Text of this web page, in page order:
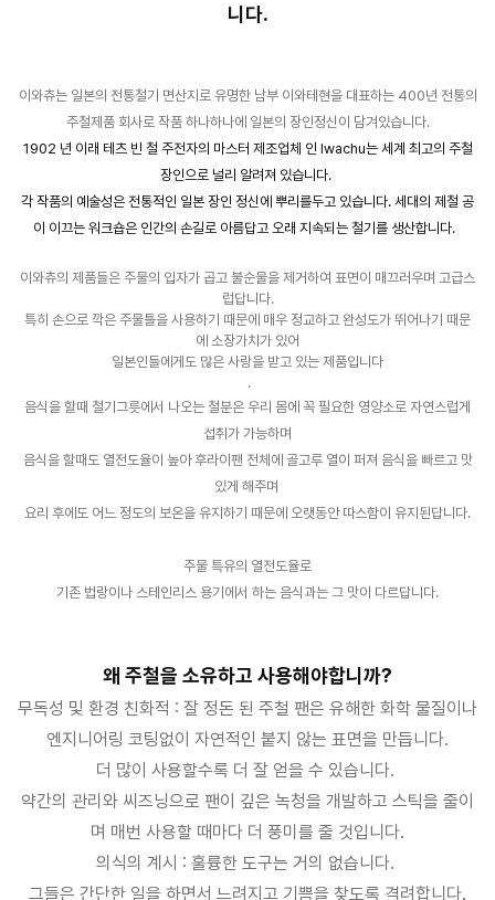
니다.
이와츄는 일본의 전통철기 면산지로 유명한 남부 이와테현을 대표하는 400년 전통의
주철제품 회사로 작품 하나하나에 일본의 장인정신이 담겨있습니다.
1902 년 이래 테츠 빈 철 주전자의 마스터 제조업체 인 Iwachu는 세계 최고의 주철
장인으로 널리 알려져 있습니다.
각 작품의 예술성은 전통적인 일본 장인 정신에 뿌리를두고 있습니다. 세대의 제철 공
이 이끄는 워크숍은 인간의 손길로 아름답고 오래 지속되는 철기를 생산합니다.
이와츄의 제품들은 주물의 입자가 곱고 불순물을 제거하여 표면이 매끄러우며 고급스
럽답니다.
특히 손으로 깍은 주물틀을 사용하기 때문에 매우 정교하고 완성도가 뛰어나기 때문
에 소장가치가 있어
일본인들에게도 많은 사랑을 받고 있는 제품입니다
.
음식을 할때 철기그릇에서 나오는 철분은 우리 몸에 꼭 필요한 영양소로 자연스럽게
섭취가 가능하며
음식을 할때도 열전도율이 높아 후라이팬 전체에 골고루 열이 퍼져 음식을 빠르고 맛
있게 해주며
요리 후에도 어느 정도의 보온을 유지하기 때문에 오랫동안 따스함이 유지된답니다.
주물 특유의 열전도율로
기존 법랑이나 스테인리스 용기에서 하는 음식과는 그 맛이 다르답니다.
왜 주철을 소유하고 사용해야합니까?
무독성 및 환경 친화적 : 잘 정돈 된 주철 팬은 유해한 화학 물질이나
엔지니어링 코팅없이 자연적인 붙지 않는 표면을 만듭니다.
더 많이 사용할수록 더 잘 얻을 수 있습니다.
약간의 관리와 씨즈닝으로 팬이 깊은 녹청을 개발하고 스틱을 줄이
며 매번 사용할 때마다 더 풍미를 줄 것입니다.
의식의 계시 : 훌륭한 도구는 거의 없습니다.
그들은 간단한 일을 하면서 느려지고 기쁨을 찾도록 격려합니다.